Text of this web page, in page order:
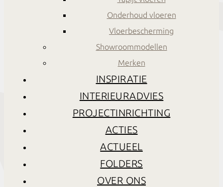
Onderhoud vloeren
Vloerbescherming
Showroommodellen
Merken
INSPIRATIE
INTERIEURADVIES
PROJECTINRICHTING
ACTIES
ACTUEEL
FOLDERS
OVER ONS